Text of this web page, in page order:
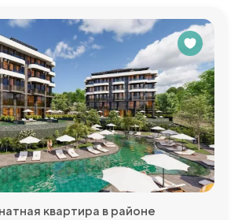
квартира в районе